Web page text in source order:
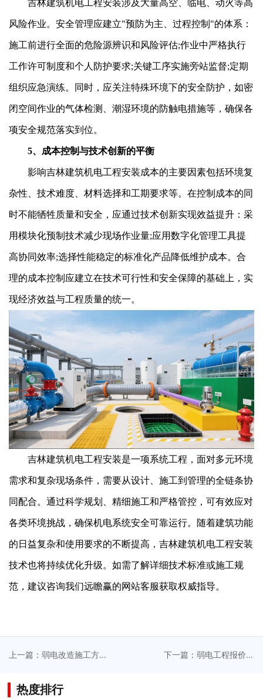
吉林建筑机电工程安装涉及大量高空、临电、动火等高
风险作业。安全管理应建立"预防为主、过程控制"的体系：
施工前进行全面的危险源辨识和风险评估;作业中严格执行
工作许可制度和个人防护要求;关键工序实施旁站监督;定期
组织应急演练。同时，应关注特殊环境下的安全防护，如密
闭空间作业的气体检测、潮湿环境的防触电措施等，确保各
项安全规范落实到位。
5、成本控制与技术创新的平衡
影响吉林建筑机电工程安装成本的主要因素包括环境复
杂性、技术难度、材料选择和工期要求等。在控制成本的同
时不能牺牲质量和安全，应通过技术创新实现效益提升：采
用模块化预制技术减少现场作业量;应用数字化管理工具提
高协同效率;选择性能稳定的标准化产品降低维护成本。合
理的成本控制应建立在技术可行性和安全保障的基础上，实
现经济效益与工程质量的统一。
吉林建筑机电工程安装是一项系统工程，面对多元环境
需求和复杂现场条件，需要从设计、施工到管理的全链条协
同配合。通过科学规划、精细施工和严格管控，可有效应对
各类环境挑战，确保机电系统安全可靠运行。随着建筑功能
的日益复杂和使用要求的不断提高，吉林建筑机电工程安装
技术也将持续优化升级。如需了解详细技术标准或施工规
范，建议咨询我们远瞻赢的网站客服获取权威指导。
上一篇：弱电改造施工方
现智能化升级和成本效率
平衡
下一篇：弱电工程报价透
热度排行